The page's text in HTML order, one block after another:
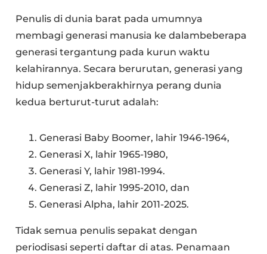
Penulis di dunia barat pada umumnya
membagi generasi manusia ke dalambeberapa
generasi tergantung pada kurun waktu
kelahirannya. Secara berurutan, generasi yang
hidup semenjakberakhirnya perang dunia
kedua berturut-turut adalah:
Generasi Baby Boomer, lahir 1946-1964,
Generasi X, lahir 1965-1980,
Generasi Y, lahir 1981-1994.
Generasi Z, lahir 1995-2010, dan
Generasi Alpha, lahir 2011-2025.
Tidak semua penulis sepakat dengan
periodisasi seperti daftar di atas. Penamaan